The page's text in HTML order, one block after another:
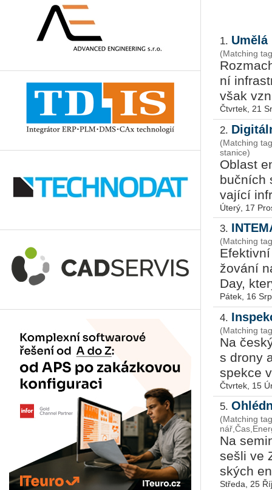
1.
(Matching
ní
však
Čtvrtek, 21
2.
(Matching
stanice)
Ob­last
buč­ních
va­jí­cí
Úterý, 17
3.
(Matching
žo­vá­ní
Day,
Pátek, 16
4.
(Matching
Na
s drony
spek­ce
Čtvrtek, 15
5.
(Matching
Na
sešli ve
ských
Středa, 25